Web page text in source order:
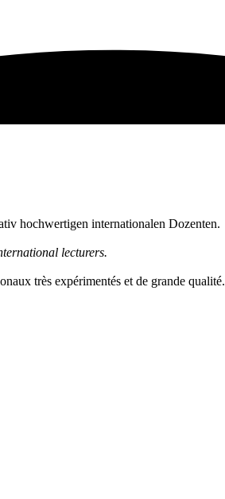
hochwertigen internationalen Dozenten.
lecturers.
très expérimentés et de grande qualité.